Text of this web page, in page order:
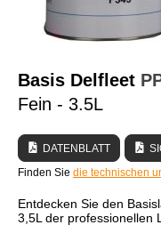
TUTORIAL & TIPPS
Basis Delfleet
Fein - 3.5L
DATENBLATT
Finden Sie die technischen
Entdecken Sie den
3,5L der professionellen